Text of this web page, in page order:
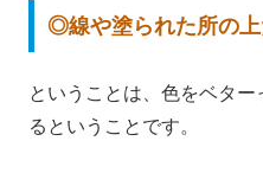
◎線や塗られた所の
ということは、色をベタ
るということです。